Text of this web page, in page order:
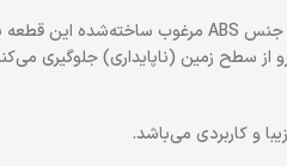
ABS مرغوب ساخته‌شده اين قطعه
سطح زمين (ناپايداري) جلوگيري
.